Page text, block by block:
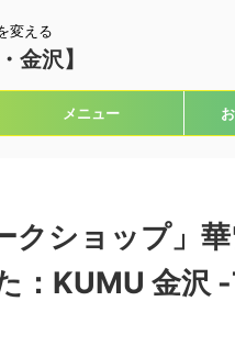
変える
金沢】
メニュー
クショップ」
：KUMU 金沢